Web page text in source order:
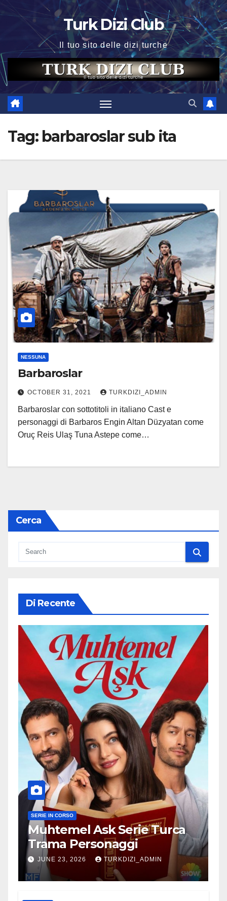
Turk Dizi Club
Il tuo sito delle dizi turche
Tag: barbaroslar sub ita
NESSUNA
Barbaroslar
OCTOBER 31, 2021 TURKDIZI_ADMIN
Barbaroslar con sottotitoli in italiano Cast e
personaggi di Barbaros Engin Altan Düzyatan come
Oruç Reis Ulaş Tuna Astepe come…
Cerca
Di Recente
SERIE IN CORSO
Muhtemel Ask Serie Turca
Trama Personaggi
JUNE 23, 2026 TURKDIZI_ADMIN